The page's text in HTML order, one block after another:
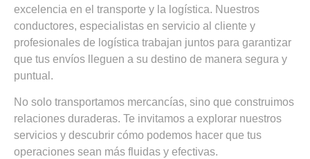
excelencia en el transporte y la logística. Nuestros
conductores, especialistas en servicio al cliente y
profesionales de logística trabajan juntos para garantizar
que tus envíos lleguen a su destino de manera segura y
puntual.
No solo transportamos mercancías, sino que construimos
relaciones duraderas. Te invitamos a explorar nuestros
servicios y descubrir cómo podemos hacer que tus
operaciones sean más fluidas y efectivas.